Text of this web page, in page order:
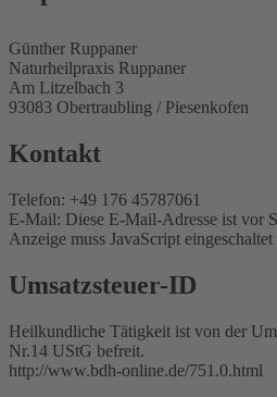
Günther Ruppaner
Naturheilpraxis Ruppaner
Am Litzelbach 3
93083 Obertraubling / Piesenkofen
Kontakt
Telefon: +49 176 45787061
E-Mail: Diese E-Mail-Adresse ist vor
Anzeige muss JavaScript eingeschaltet
Umsatzsteuer-ID
Heilkundliche Tätigkeit ist von der
Nr.14 UStG befreit.
http://www.bdh-online.de/751.0.html